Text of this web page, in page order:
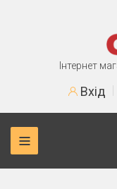
Інтернет
Вхід